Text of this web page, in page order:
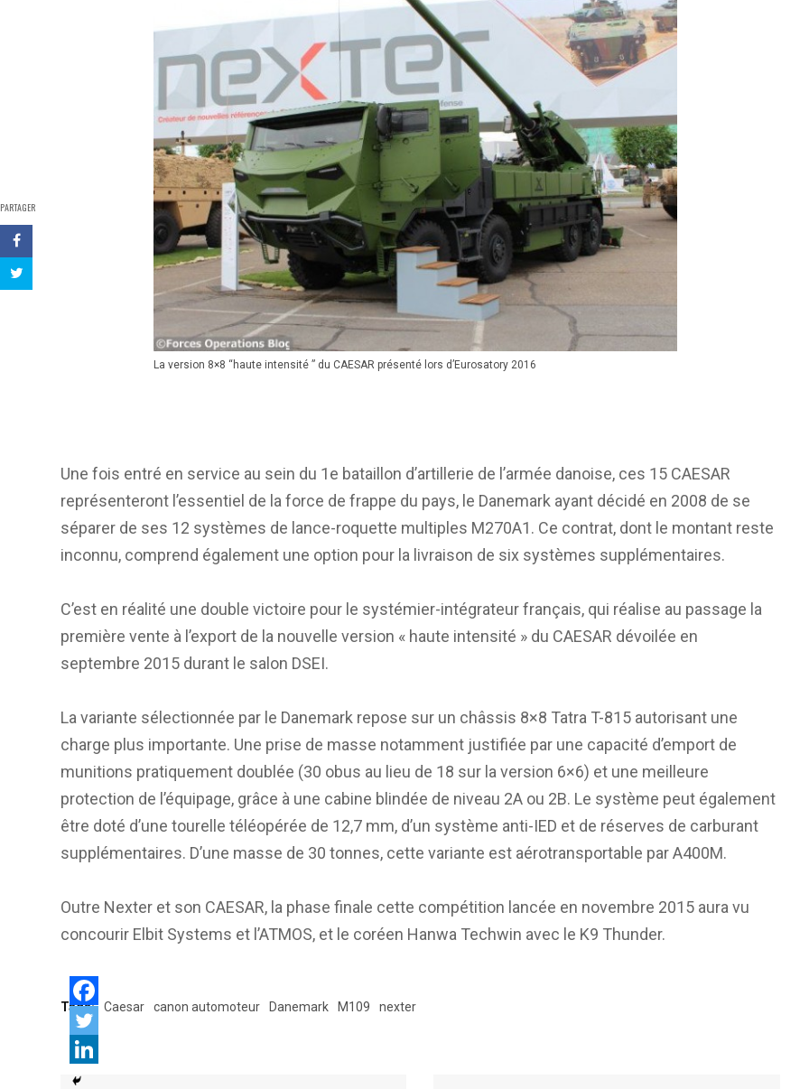
PARTAGER
La version 8×8 “haute intensité ” du CAESAR présenté lors d’Eurosatory 2016
Une fois entré en service au sein du 1e bataillon d’artillerie de l’armée danoise, ces 15 CAESAR
représenteront l’essentiel de la force de frappe du pays, le Danemark ayant décidé en 2008 de se
séparer de ses 12 systèmes de lance-roquette multiples M270A1. Ce contrat, dont le montant reste
inconnu, comprend également une option pour la livraison de six systèmes supplémentaires.
C’est en réalité une double victoire pour le systémier-intégrateur français, qui réalise au passage la
première vente à l’export de la nouvelle version « haute intensité » du CAESAR dévoilée en
septembre 2015 durant le salon DSEI.
La variante sélectionnée par le Danemark repose sur un châssis 8×8 Tatra T-815 autorisant une
charge plus importante. Une prise de masse notamment justifiée par une capacité d’emport de
munitions pratiquement doublée (30 obus au lieu de 18 sur la version 6×6) et une meilleure
protection de l’équipage, grâce à une cabine blindée de niveau 2A ou 2B. Le système peut également
être doté d’une tourelle téléopérée de 12,7 mm, d’un système anti-IED et de réserves de carburant
supplémentaires. D’une masse de 30 tonnes, cette variante est aérotransportable par A400M.
Outre Nexter et son CAESAR, la phase finale cette compétition lancée en novembre 2015 aura vu
concourir Elbit Systems et l’ATMOS, et le coréen Hanwa Techwin avec le K9 Thunder.
Tags: Caesar canon automoteur Danemark M109 nexter